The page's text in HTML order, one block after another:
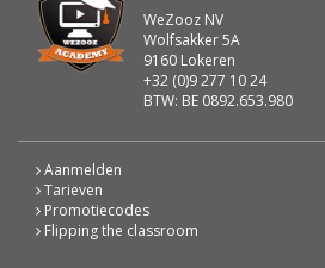
WeZooz NV
Wolfsakker 5A
9160 Lokeren
+32 (0)9 277 10 24
BTW: BE 0892.653.980
Aanmelden
Tarieven
Promotiecodes
Flipping the classroom